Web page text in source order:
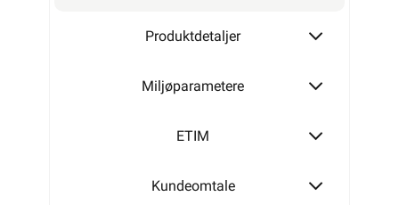
Produktdetaljer
Miljøparametere
ETIM
Kundeomtale